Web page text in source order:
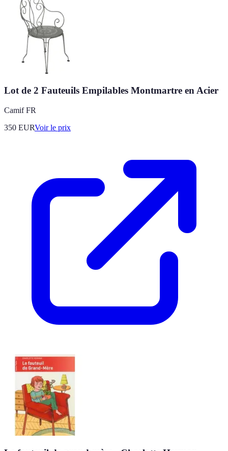
Lot de 2 Fauteuils Empilables Montmartre en Acier
Camif FR
350 EURVoir le prix